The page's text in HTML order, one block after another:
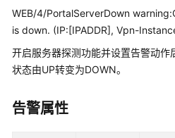
网
络
华
为
坤
解
WEB/4/PortalServerDown
is down. (IP:[IPADDR], Vpn-
开启服务器探测功能并设置告警动
状态由UP转变为DOWN。
告警属性